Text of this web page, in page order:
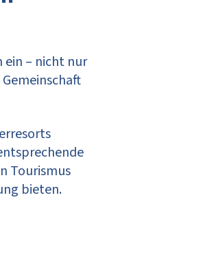
ein – nicht nur
Tourismus
bieten.